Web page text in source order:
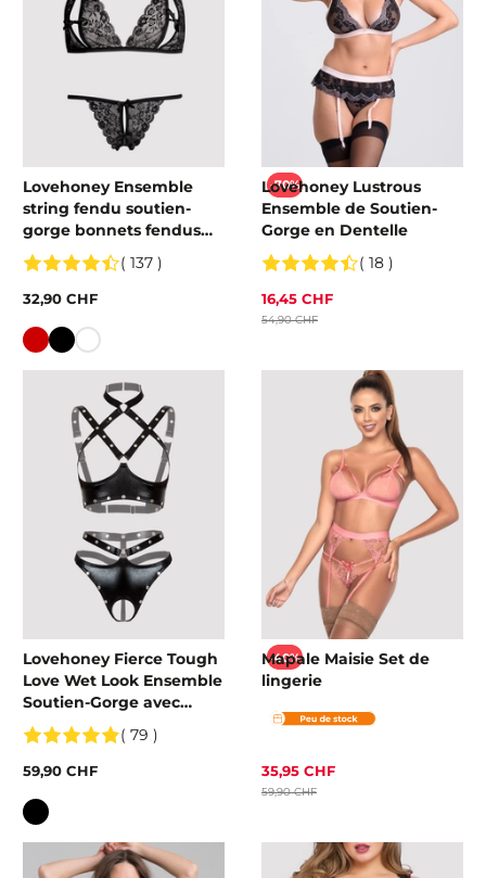
Lovehoney Ensemble
string fendu soutien-
gorge bonnets fendus
dentelle
( 137 )
32,90 CHF
Couleur
-70%
Lovehoney Lustrous
Ensemble de Soutien-
Gorge en Dentelle
( 18 )
16,45 CHF
54,90 CHF
Lovehoney Fierce Tough
Love Wet Look Ensemble
Soutien-Gorge avec
Bonnet et Entrejambe
Ouverts
( 79 )
59,90 CHF
Couleur
-40%
Mapale Maisie Set de
lingerie
35,95 CHF
59,90 CHF